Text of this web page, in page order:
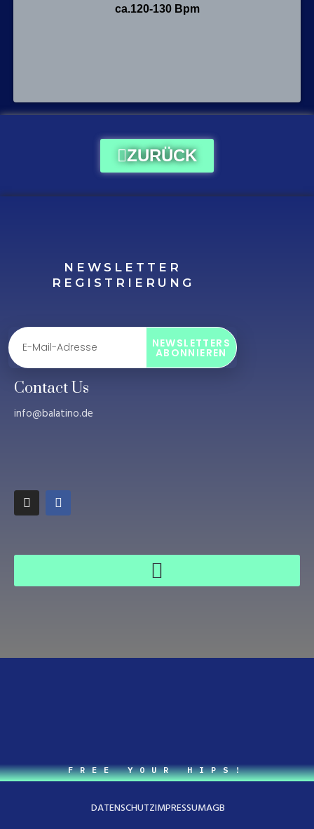
ca.120-130 Bpm
ZURÜCK
NEWSLETTER
REGISTRIERUNG
NEWSLETTERS
ABONNIEREN
Contact Us
info@balatino.de
FREE YOUR HIPS!
DATENSCHUTZIMPRESSUMAGB